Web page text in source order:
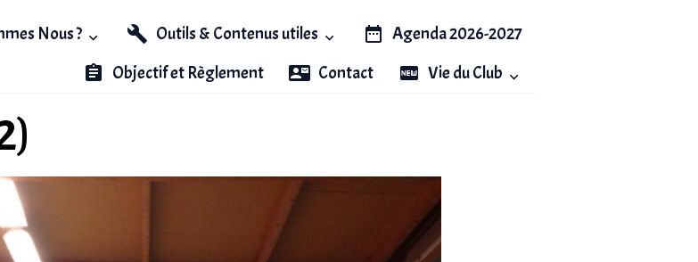
Nous ? Outils & Contenus utiles
Agenda 2026-2027
Objectif et Règlement
Contact Vie du Club